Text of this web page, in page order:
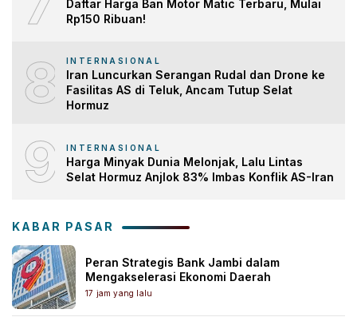
Daftar Harga Ban Motor Matic Terbaru, Mulai
Rp150 Ribuan!
8 INTERNASIONAL
Iran Luncurkan Serangan Rudal dan Drone ke
Fasilitas AS di Teluk, Ancam Tutup Selat
Hormuz
9 INTERNASIONAL
Harga Minyak Dunia Melonjak, Lalu Lintas
Selat Hormuz Anjlok 83% Imbas Konflik AS-Iran
KABAR PASAR
Peran Strategis Bank Jambi dalam
Mengakselerasi Ekonomi Daerah
17 jam yang lalu